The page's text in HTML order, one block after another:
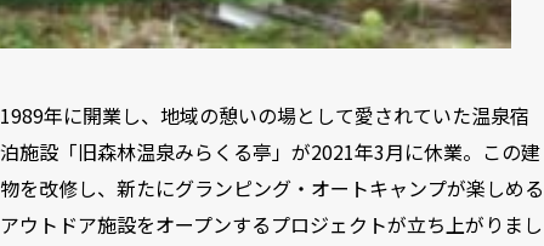
1989年に開業し、地域の憩いの場として愛されていた温泉宿
泊施設「旧森林温泉みらくる亭」が2021年3月に休業。この建
物を改修し、新たにグランピング・オートキャンプが楽しめる
アウトドア施設をオープンするプロジェクトが立ち上がりまし